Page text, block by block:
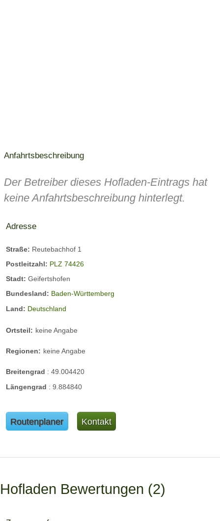
Anfahrtsbeschreibung
Der Betreiber dieses Hofladen-Eintrags hat
keine Anfahrtsbeschreibung hinterlegt.
Adresse
Straße: Reutebachhof 1
Postleitzahl: PLZ 74426
Stadt: Geifertshofen
Bundesland: Baden-Württemberg
Land: Deutschland
Ortsteil: keine Angabe
Regionen: keine Angabe
Breitengrad : 49.004420
Längengrad : 9.884840
Routenplaner Kontakt
Hofladen Bewertungen 2